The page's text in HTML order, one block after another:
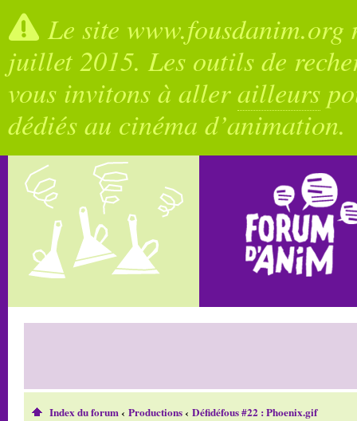
Le site
juillet 2015. Les outils de
vous invitons à allerailleurs
dédiés au cinéma d’animation.
Index du forum‹ Productions‹ Défidéfous #22 : Phoenix.gif